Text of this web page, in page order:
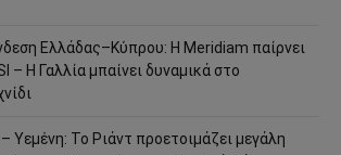
Ελλάδας–Κύπρου: Η Meridiam παίρνει
– Η Γαλλία μπαίνει δυναμικά στο
Υεμένη: Το Ριάντ προετοιμάζει μεγάλη